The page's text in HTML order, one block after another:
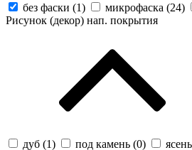
без фаски (1) микрофаска (24)
Рисунок (декор) нап. покрытия
дуб (1) под камень (0)